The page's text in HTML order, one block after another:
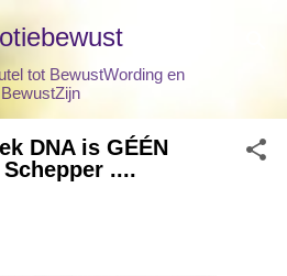
naar hoofdcontent
tot BewustWording en
BewustZijn
DNA is GÉÉN
....